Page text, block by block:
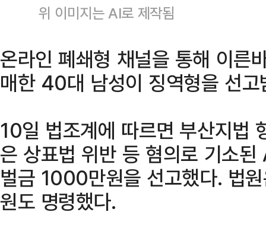
위 이미지는 AI로 제작됨
온라인 폐쇄형 채널을 통해 이른
매한 40대 남성이 징역형을 선고
10일 법조계에 따르면 부산지법
은 상표법 위반 등 혐의로 기소
벌금 1000만원을 선고했다. 법
원도 명령했다.